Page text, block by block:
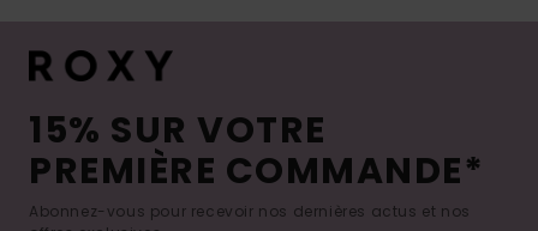
15% SUR VOTRE
PREMIÈRE COMMANDE*
Abonnez-vous pour recevoir nos dernières actus et nos